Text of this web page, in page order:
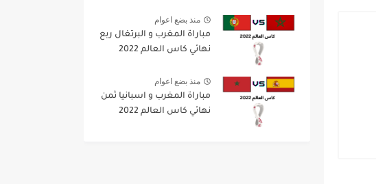
منذ بضع اعوام
مباراة المغرب و البرتغال ربع
نهائي كاس العالم 2022
منذ بضع اعوام
مباراة المغرب و اسبانيا ثمن
نهائي كاس العالم 2022